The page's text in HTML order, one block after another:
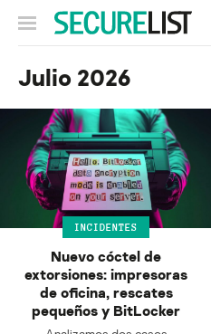
Julio 2026
INCIDENTES
Nuevo cóctel de
extorsiones: impresoras
de oficina, rescates
pequeños y BitLocker